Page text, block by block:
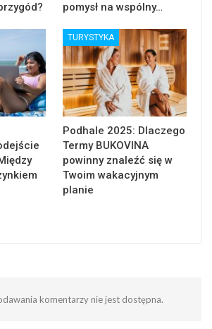
pomysł na wspólny…
TURYSTYKA
Podhale 2025: Dlaczego
Termy BUKOVINA
powinny znaleźć się w
Twoim wakacyjnym
planie
komentarzy nie jest dostępna.